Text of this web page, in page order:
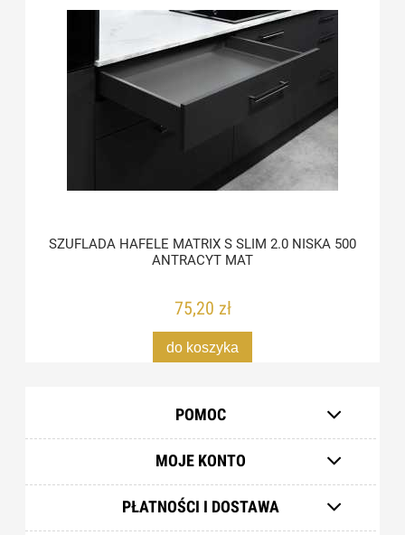
SZUFLADA HAFELE MATRIX S SLIM 2.0 NISKA 500
ANTRACYT MAT
75,20 zł
do koszyka
POMOC
MOJE KONTO
PŁATNOŚCI I DOSTAWA